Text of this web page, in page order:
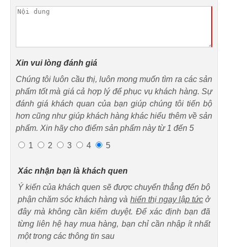
Xin vui lòng đánh giá
Chúng tôi luôn cầu thị, luôn mong muốn tìm ra các sản
phẩm tốt mà giá cả hợp lý để phục vụ khách hàng. Sự
đánh giá khách quan của bạn giúp chúng tôi tiến bộ
hơn cũng như giúp khách hàng khác hiểu thêm về sản
phẩm. Xin hãy cho điểm sản phẩm này từ 1 đến 5
1
2 3 4 5
Xác nhận bạn là khách quen
Ý kiến của khách quen sẽ được chuyển thẳng đến bộ
phận chăm sóc khách hàng và hiển thị ngay lập tứcở
đây mà không cần kiểm duyệt. Để xác định bạn đã
từng liên hệ hay mua hàng, bạn chỉ cần nhập ít nhất
một trong các thông tin sau